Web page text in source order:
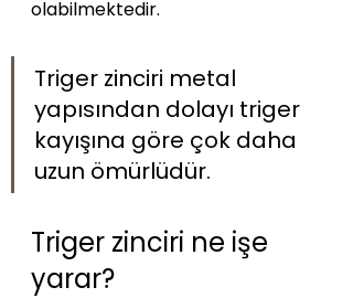
olabilmektedir.
Triger zinciri metal
yapısından dolayı triger
kayışına göre çok daha
uzun ömürlüdür.
Triger zinciri ne işe
yarar?